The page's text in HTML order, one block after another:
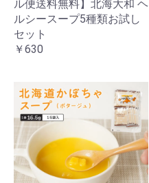
ル便送料無料】北海大和 ヘ
ルシースープ5種類お試し
セット
￥630